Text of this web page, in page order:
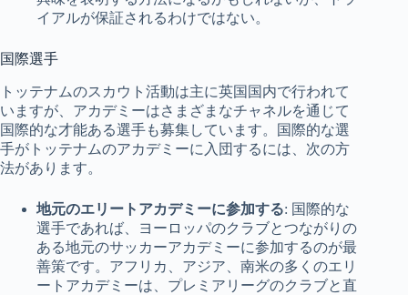
イアルが保証されるわけではない。
国際選手
トッテナムのスカウト活動は主に英国国内で行われて
いますが、アカデミーはさまざまなチャネルを通じて
国際的な才能ある選手も募集しています。国際的な選
手がトッテナムのアカデミーに入団するには、次の方
法があります。
地元のエリートアカデミーに参加する: 国際的な
選手であれば、ヨーロッパのクラブとつながりの
ある地元のサッカーアカデミーに参加するのが最
善策です。アフリカ、アジア、南米の多くのエリ
ートアカデミーは、プレミアリーグのクラブと直